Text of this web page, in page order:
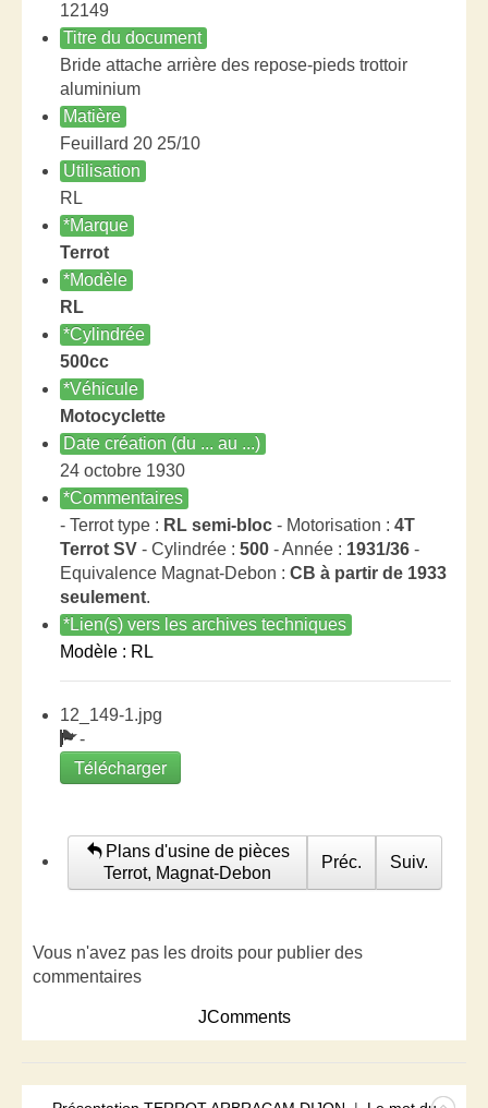
12149
Titre du document
Bride attache arrière des repose-pieds trottoir
aluminium
Matière
Feuillard 20 25/10
Utilisation
RL
*Marque
Terrot
*Modèle
RL
*Cylindrée
500cc
*Véhicule
Motocyclette
Date création (du ... au ...)
24 octobre 1930
*Commentaires
- Terrot type : RL semi-bloc - Motorisation : 4T
Terrot SV - Cylindrée : 500 - Année : 1931/36 -
Equivalence Magnat-Debon : CB à partir de 1933
seulement.
*Lien(s) vers les archives techniques
Modèle : RL
12_149-1.jpg
-
Télécharger
Plans d'usine de pièces
Terrot, Magnat-Debon
Préc. Suiv.
Vous n'avez pas les droits pour publier des
commentaires
JComments